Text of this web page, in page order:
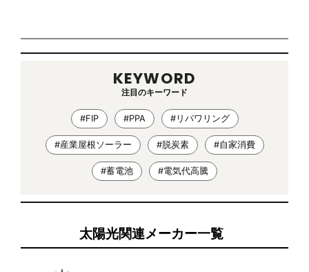
KEYWORD
注目のキーワード
#FIP #PPA #リパワリング
#産業屋根ソーラー #脱炭素 #自家消費
#蓄電池 #電気代高騰
太陽光関連メーカー一覧